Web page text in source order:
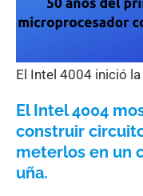
El Intel 4004 inició
El Intel 4004
construir
meterlos en un
uña.